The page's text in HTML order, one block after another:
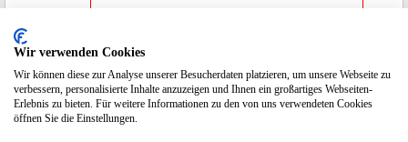
Beitrag**
Spamcode
eingeben
2419
Wir verwenden Cookies
Wir können diese zur Analyse unserer Besucherdaten platzieren, um unsere Webseite zu
verbessern, personalisierte Inhalte anzuzeigen und Ihnen ein großartiges Webseiten-
Erlebnis zu bieten. Für weitere Informationen zu den von uns verwendeten Cookies
öffnen Sie die Einstellungen.